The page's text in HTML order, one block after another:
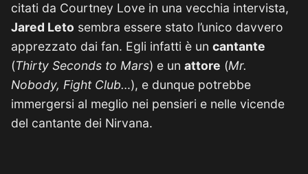
citati da Courtney Love in una vecchia intervista,
Jared Leto sembra essere stato l’unico davvero
apprezzato dai fan. Egli infatti è un cantante
(Thirty Seconds to Mars) e un attore (Mr.
Nobody, Fight Club…), e dunque potrebbe
immergersi al meglio nei pensieri e nelle vicende
del cantante dei Nirvana.